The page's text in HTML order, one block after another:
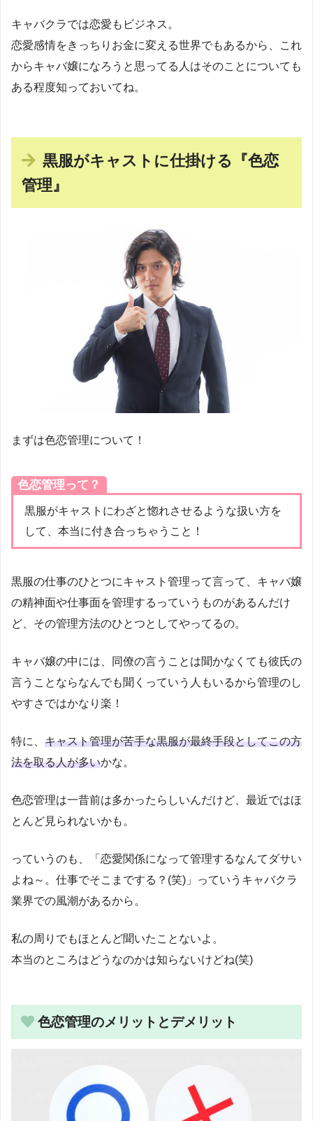
キャバクラでは恋愛もビジネス。
恋愛感情をきっちりお金に変える世界でもあるから、これ
からキャバ嬢になろうと思ってる人はそのことについても
ある程度知っておいてね。
黒服がキャストに仕掛ける『色恋
管理』
まずは色恋管理について！
色恋管理って？
黒服がキャストにわざと惚れさせるような扱い方を
して、本当に付き合っちゃうこと！
黒服の仕事のひとつにキャスト管理って言って、キャバ嬢
の精神面や仕事面を管理するっていうものがあるんだけ
ど、その管理方法のひとつとしてやってるの。
キャバ嬢の中には、同僚の言うことは聞かなくても彼氏の
言うことならなんでも聞くっていう人もいるから管理のし
やすさではかなり楽！
特に、 キャスト管理が苦手な黒服が最終手段としてこの方
法を取る人が多いかな。
色恋管理は一昔前は多かったらしいんだけど、最近ではほ
とんど見られないかも。
っていうのも、「恋愛関係になって管理するなんてダサい
よね～。仕事でそこまでする？(笑)」っていうキャバクラ
業界での風潮があるから。
私の周りでもほとんど聞いたことないよ。
本当のところはどうなのかは知らないけどね(笑)
色恋管理のメリットとデメリット